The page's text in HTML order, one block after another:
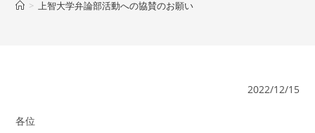
> 上智大学弁論部活動への協賛のお願い
2022/12/15
各位